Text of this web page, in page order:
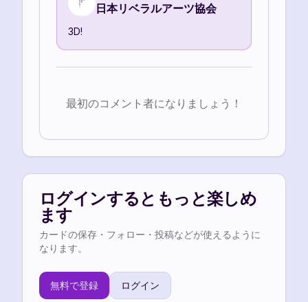
日本リベラルアーツ協会
3D!
最初のコメント者になりましょう！
ログインするともっと楽しめ
ます
カードの保存・フォロー・投稿などが使えるように
なります。
無料で登録 ログイン